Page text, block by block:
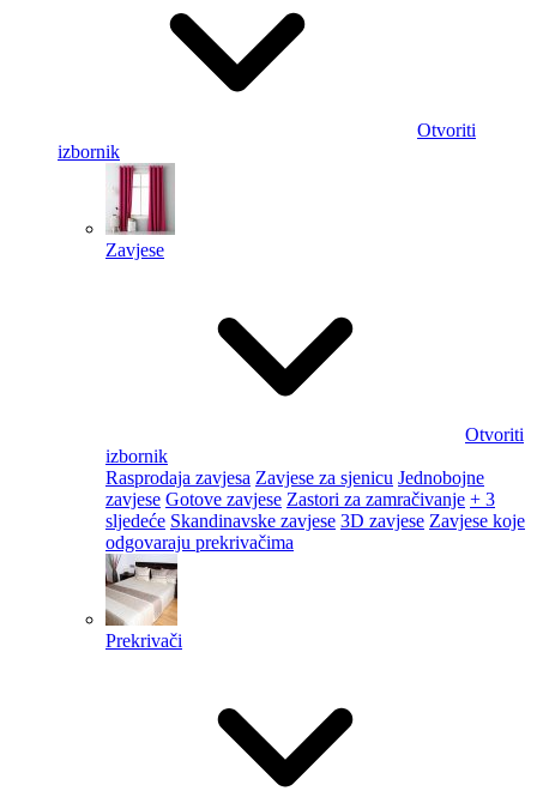
Otvoriti
izbornik
Zavjese
Otvoriti
izbornik
Rasprodaja zavjesa Zavjese za sjenicu Jednobojne
zavjese Gotove zavjese Zastori za zamračivanje + 3
sljedeće Skandinavske zavjese 3D zavjese Zavjese koje
odgovaraju prekrivačima
Prekrivači